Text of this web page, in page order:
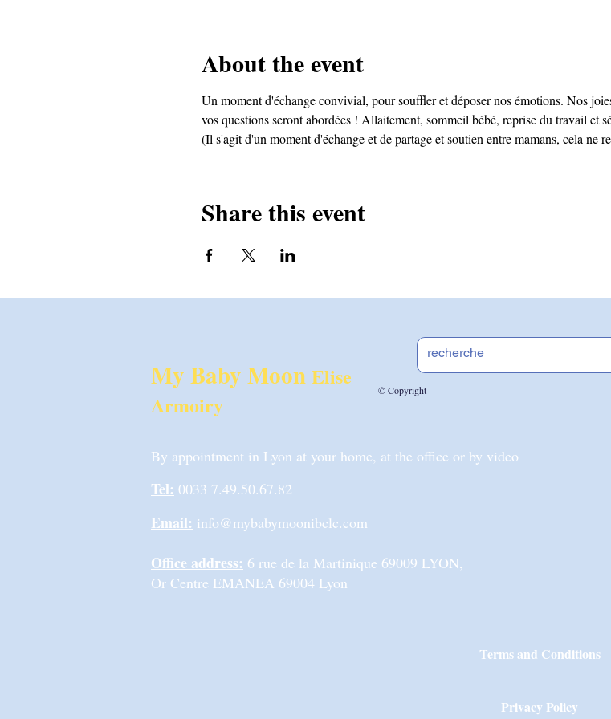
About the event
Un moment d'échange convivial, pour souffler et déposer nos émotions. Nos
vos questions seront abordées ! Allaitement, sommeil bébé, reprise du travail et
(Il s'agit d'un moment d'échange et de partage et soutien entre mamans, cela ne
Share this event
My Baby Moon Elise
Armoiry
© Copyright
By appointment in Lyon at your home, at the office or by video
Tel: 0033 7.49.50.67.82
Email: info@mybabymoonibclc.com
Office address: 6 rue de la Martinique 69009 LYON,
Or Centre EMANEA 69004 Lyon
Terms and Conditions
Privacy Policy